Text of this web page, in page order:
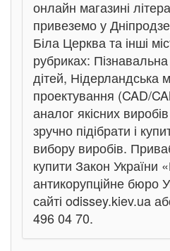
онлайн магазині
привеземо у
Біла Церква та інші
рубриках:
дітей, Нідерландська
проектування (CAD/
аналог якісних
зручно підібрати і
вибору виробів.
купити Закон України
антикорупційне бюро
сайті odissey.kiev.ua
496 04 70.